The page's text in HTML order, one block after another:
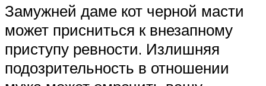
Замужней даме кот черной масти
может присниться к внезапному
приступу ревности. Излишняя
подозрительность в отношении